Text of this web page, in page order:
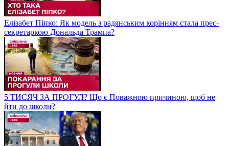
Елізабет Піпко: Як модель з радянським корінням стала прес-
секретаркою Дональда Трампа?
5 ТИСЯЧ ЗА ПРОГУЛ? Що є Поважною причиною, щоб не
йти до школи?